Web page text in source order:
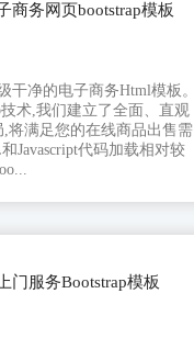
商务网页bootstrap模板
干净的电子商务Html模板。
术,我们建立了全面、直观
,将满足您的在线商品出售需
Javascript代码加载相对较
门服务Bootstrap模板